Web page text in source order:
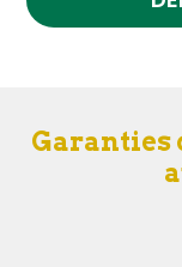
Garanties